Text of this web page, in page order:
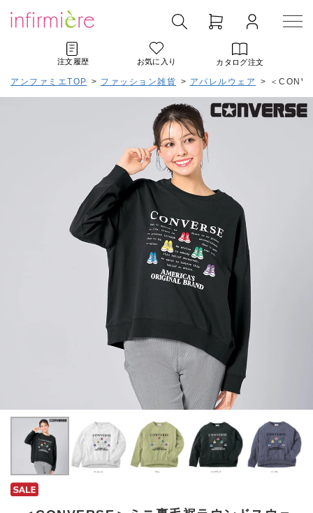
注文履歴 お気に入り カタログ注文
アンファミエTOP > ファッション雑貨 > アパレルウェア > ＜